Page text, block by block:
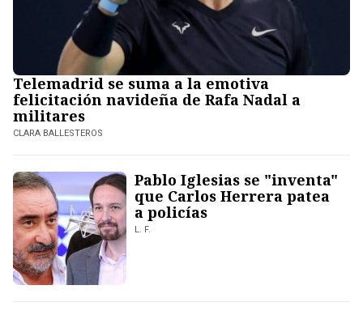
Telemadrid se suma a la emotiva
felicitación navideña de Rafa Nadal a
militares
CLARA BALLESTEROS
Pablo Iglesias se "inventa"
que Carlos Herrera patea
a policías
L. F.